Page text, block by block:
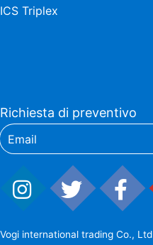
ICS Triplex
Richiesta di preventivo
Vogi international trading Co., Ltd